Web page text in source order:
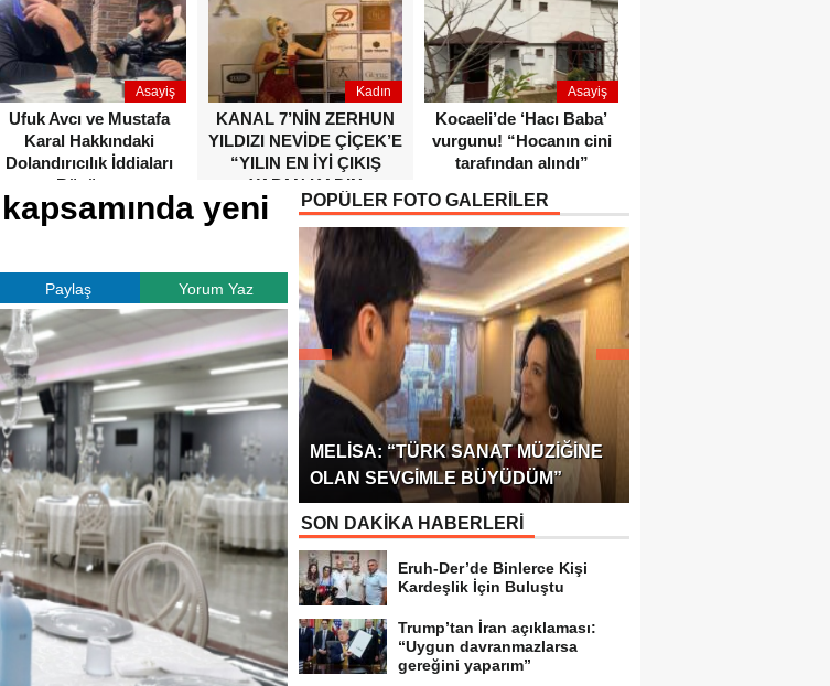
Asayiş
Ufuk Avcı ve Mustafa
Karal Hakkındaki
Dolandırıcılık İddiaları
Büyüyor
Kadın
KANAL 7’NİN ZERHUN
YILDIZI NEVİDE ÇİÇEK’E
“YILIN EN İYİ ÇIKIŞ
YAPAN KADIN
OYUNCUSU” ÖDÜLÜ!
Asayiş
Kocaeli’de ‘Hacı Baba’
vurgunu! “Hocanın cini
tarafından alındı”
yeni
Paylaş Yorum Yaz
POPÜLER FOTO GALERİLER
MELISA: “TÜRK SANAT MÜZIĞINE
OLAN SEVGIMLE BÜYÜDÜM”
SON DAKİKA HABERLERİ
Eruh-Der’de Binlerce Kişi
Kardeşlik İçin Buluştu
Trump’tan İran açıklaması:
“Uygun davranmazlarsa
gereğini yaparım”